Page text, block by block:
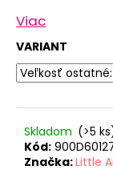
Viac
VARIANT
Skladom (>5
Kód:
Značka:Little